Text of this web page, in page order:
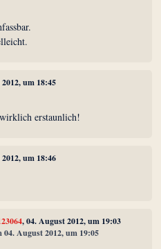
um 18:45
erstaunlich!
um 18:46
, 04. August 2012, um 19:03
04. August 2012, um 19:05